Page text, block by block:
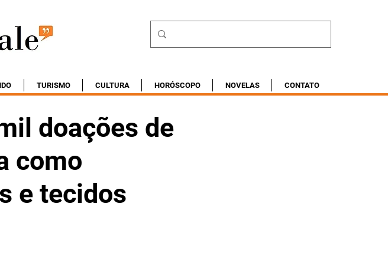
TURISMO CULTURA HORÓSCOPO NOVELAS CONTATO
doações de
como
e tecidos